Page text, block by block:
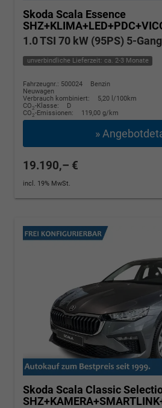
Skoda Scala Essence
1.0 TSI 70 kW (95PS) 5-
unverbindliche Lieferzeit: ca. 2-3 Monate
Fahrzeugnr.: 500024
Benzin
Neuwagen
Verbrauch kombiniert:
5,20 l/100km
CO2-Klasse:
D
CO2-Emissionen: 119,00 g/km
»
19.190,– €
incl. 19% MwSt.
Skoda Scala Classic